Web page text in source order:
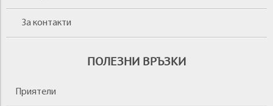
За контакти
ПОЛЕЗНИ ВРЪЗКИ
Приятели